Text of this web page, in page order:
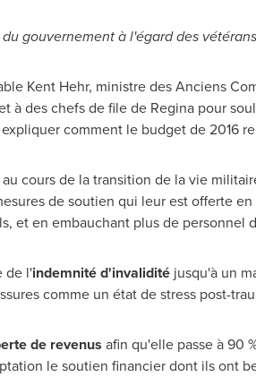
gouvernement à l'égard des vétérans
Kent Hehr, ministre des Anciens
à des chefs de file de Regina pour
comment le budget de 2016
cours de la transition de la vie
de soutien qui leur est offerte
et en embauchant plus de personnel
de l'indemnité d'invaliditéjusqu'à un
comme un état de stress post-
de revenus afin qu'elle passe à 90
le soutien financier dont ils ont